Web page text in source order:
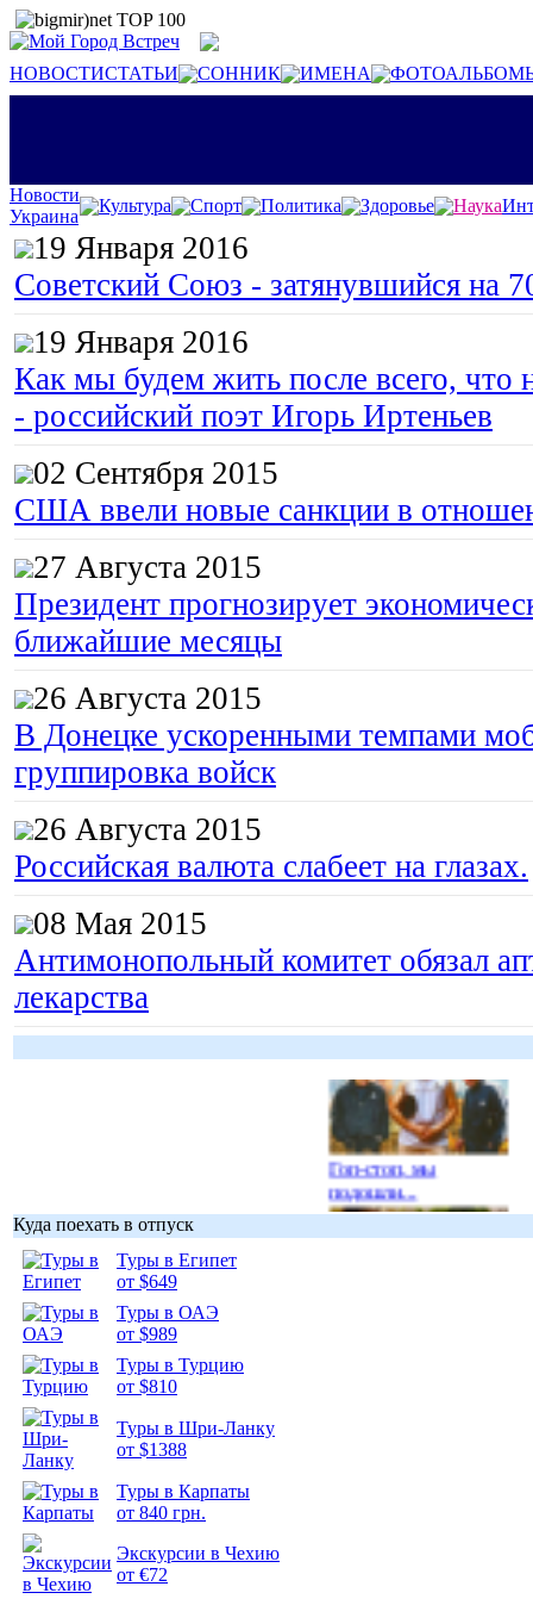
НОВОСТИСТАТЬИ СОННИК ИМЕНА
Новости
Украина
Культура Спорт Политика Здоровье Наука
19 Января 2016
Советский Союз - затянувшийся на
19 Января 2016
Как мы будем жить после всего, что
- российский поэт Игорь Иртеньев
02 Сентября 2015
США ввели новые санкции в
27 Августа 2015
Президент прогнозирует
ближайшие месяцы
26 Августа 2015
В Донецке ускоренными темпами
группировка войск
26 Августа 2015
Российская валюта слабеет на глазах.
08 Мая 2015
Антимонопольный комитет обязал
лекарства
Гоп-стоп, мы
подошли...
Куда поехать в отпуск
Туры в Египет
от $649
Туры в ОАЭ
от $989
Туры в Турцию
от $810
Туры в Шри-Ланку
от $1388
Туры в Карпаты
от 840 грн.
Экскурсии в Чехию
от €72